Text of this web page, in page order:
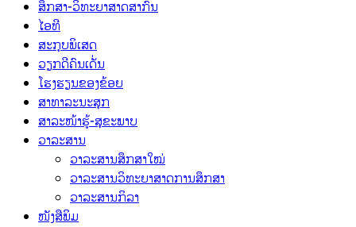
ສຶກສາ-ວິທະຍາສາດສາກົນ
ໄອທີ
ສະກຸບພິເສດ
ວຽກດີຄົນເດັ່ນ
ໂຮງຮຽນຂອງຂ້ອຍ
ສາທາລະນະສຸກ
ສາລະໜ້າຮູ້-ສຸຂະພາບ
ວາລະສານ
ວາລະສານສຶກສາໃໝ່
ວາລະສານວິທະຍາສາດການສຶກສາ
ວາລະສານກິລາ
ໜັງສືພິມ